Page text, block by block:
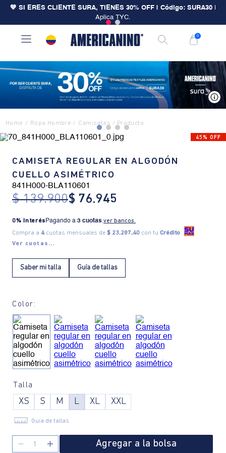
💙 SI ERES CLIENTE SURA, TIENES 30% OFF | Código: SURA30
Aplica TYC.
0
Ropa Hombre Camisetas
45% OFF
CAMISETA REGULAR EN ALGODÓN
CUELLO ASIMÉTRICO
841H000-BLA110601
$ 139.900$ 76.945
0% Interés Pagando a 3 cuotas.ver bancos.
Compra a 4cuotas mensuales de $ 23.287,40 con tu Crédito
Ver cuotas...
Saber mi talla Guía de tallas
Color:
Talla
XS S M L XL XXL
Guía de tallas
＋
－ Agregar a la bolsa